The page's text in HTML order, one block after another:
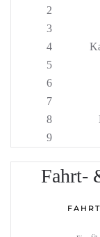
2
3
4
5
6
7
8
9
Fahrt-